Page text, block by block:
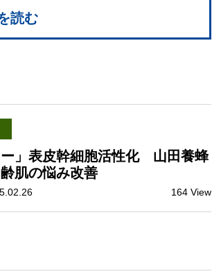
読む
ー」表皮幹細胞活性化 山田養蜂
肌の悩み改善
164 View